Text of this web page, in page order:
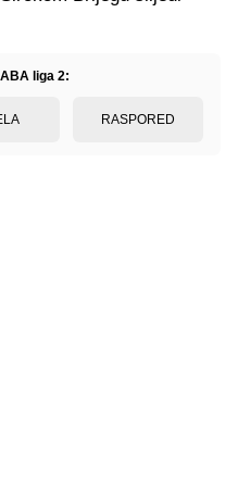
liga 2:
RASPORED